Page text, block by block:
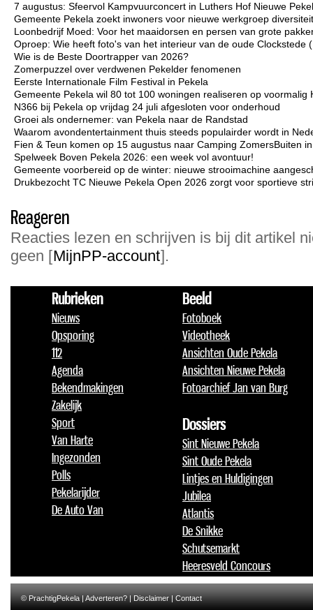
7 augustus: Sfeervol Kampvuurconcert in Luthers Hof Nieuwe
Gemeente Pekela zoekt inwoners voor nieuwe werkgroep
Loonbedrijf Moed: Voor het maaidorsen en persen van grote
Oproep: Wie heeft foto's van het interieur van de oude Clockstede
Wie is de Beste Doortrapper van 2026?
Zomerpuzzel over verdwenen Pekelder fenomenen
Eerste Internationale Film Festival in Pekela
Gemeente Pekela wil 80 tot 100 woningen realiseren op voormalig
N366 bij Pekela op vrijdag 24 juli afgesloten voor onderhoud
Groei als ondernemer: van Pekela naar de Randstad
Waarom avondentertainment thuis steeds populairder wordt in
Fien & Teun komen op 15 augustus naar Camping ZomersBuiten
Spelweek Boven Pekela 2026: een week vol avontuur!
Gemeente voorbereid op de winter: nieuwe strooimachine
Drukbezocht TC Nieuwe Pekela Open 2026 zorgt voor sportieve
Reageren
Reacties lezen en schrijven is bij dit artikel
geen [MijnPP-account].
Rubrieken
Nieuws
Opsporing
112
Agenda
Bekendmakingen
Zakelijk
Sport
Van Harte
Ingezonden
Polls
Pekelarijder
De Auto Van
Beeld
Fotoboek
Videotheek
Ansichten Oude Pekela
Ansichten Nieuwe Pekela
Fotoarchief Jan van Burg
Dossiers
Sint Nieuwe Pekela
Sint Oude Pekela
Lintjes en Huldigingen
Jubilea
Atlantis
De Snikke
Schutsemarkt
Heeresveld Concours
© PrachtigPekela |Adverteren?|Disclaimer|Contact